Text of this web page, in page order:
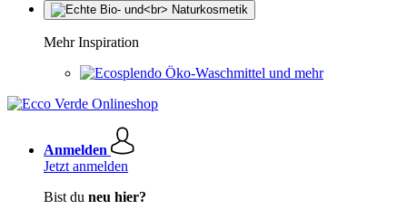
Mehr Inspiration
Öko-Waschmittel und mehr
Anmelden
Jetzt anmelden
Bist du neu hier?